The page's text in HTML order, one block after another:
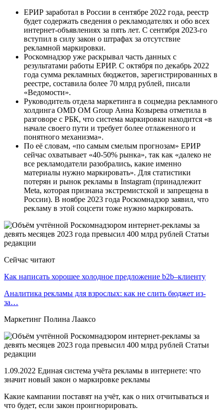
ЕРИР заработал в России в сентябре 2022 года, реестр
будет содержать сведения о рекламодателях и обо всех
интернет-объявлениях за пять лет. С сентября 2023-го
вступил в силу закон о штрафах за отсутствие
рекламной маркировки.
Роскомнадзор уже раскрывал часть данных с
результатами работы ЕРИР. С октября по декабрь 2022
года сумма рекламных бюджетов, зарегистрированных в
реестре, составила более 70 млрд рублей, писали
«Ведомости».
Руководитель отдела маркетинга в соцмедиа рекламного
холдинга OMD OM Group Анна Козырева отметила в
разговоре с РБК, что система маркировки находится «в
начале своего пути и требует более отлаженного и
понятного механизма».
По её словам, «по самым смелым прогнозам» ЕРИР
сейчас охватывает «40-50% рынка», так как «далеко не
все рекламодатели разобрались, какие именно
материалы нужно маркировать». Для статистики
потерян и рынок рекламы в Instagram (принадлежит
Meta, которая признана экстремистской и запрещена в
России). В ноябре 2023 года Роскомнадзор заявил, что
рекламу в этой соцсети тоже нужно маркировать.
Сейчас читают
Как написать хорошее холодное предложение b2b–клиенту
Аналитика рекламы для взрослых: как не слить бюджет из-
за…
Маркетинг Полина Лааксо
1.09.2022 Единая система учёта рекламы в интернете: что
значит новый закон о маркировке рекламы
Какие кампании поставят на учёт, как о них отчитываться и
что будет, если закон проигнорировать.